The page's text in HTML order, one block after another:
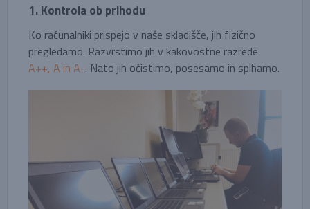
1. Kontrola ob prihodu
Ko računalniki prispejo v naše skladišče, jih fizično
pregledamo. Razvrstimo jih v kakovostne razrede
A++, A in A-. Nato jih očistimo, posesamo in spihamo.